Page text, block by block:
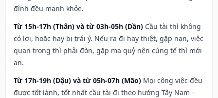
đình đều mạnh khỏe.
Từ 15h-17h (Thân) và từ 03h-05h (Dần) Cầu tài thì không
có lợi, hoặc hay bị trái ý. Nếu ra đi hay thiệt, gặp nạn, việc
quan trọng thì phải đòn, gặp ma quỷ nên cúng tế thì mới
an.
Từ 17h-19h (Dậu) và từ 05h-07h (Mão) Mọi công việc đều
được tốt lành, tốt nhất cầu tài đi theo hướng Tây Nam –